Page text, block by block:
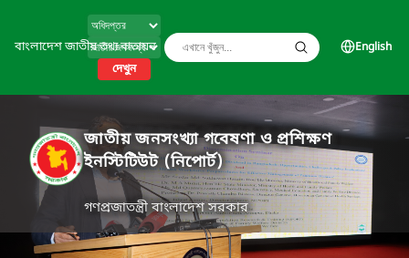
বাংলাদেশ জাতীয় তথ্য বাতায়ন
দেখুন
English
জাতীয় জনসংখ্যা গবেষণা ও প্রশিক্ষণ
ইনস্টিটিউট (নিপোর্ট)
গণপ্রজাতন্ত্রী বাংলাদেশ সরকার